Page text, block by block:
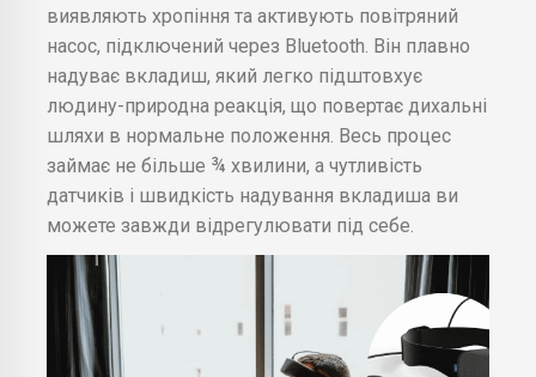
виявляють хропіння та активують повітряний
насос, підключений через Bluetooth. Він плавно
надуває вкладиш, який легко підштовхує
людину-природна реакція, що повертає дихальні
шляхи в нормальне положення. Весь процес
займає не більше ¾ хвилини, а чутливість
датчиків і швидкість надування вкладиша ви
можете завжди відрегулювати під себе.